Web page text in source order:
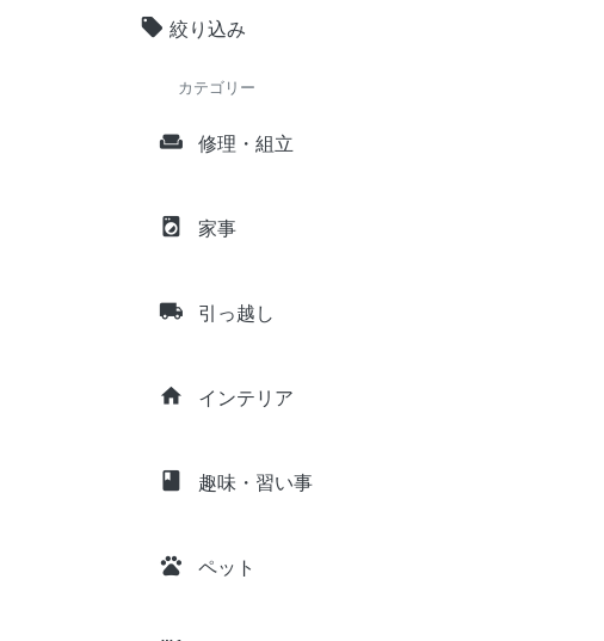
local_offer 絞り込み
カテゴリー
weekend 修理・組立
local_laundry_service 家事
local_shipping 引っ越し
home インテリア
class 趣味・習い事
pets ペット